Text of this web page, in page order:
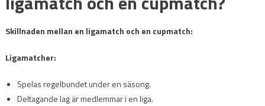
Skillnaden mellan en ligamatch och en cupmatch:
Ligamatcher:
Spelas regelbundet under en säsong.
Deltagande lag är medlemmar i en liga.